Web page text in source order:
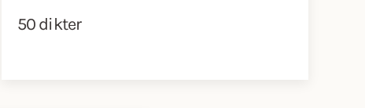
50 dikter